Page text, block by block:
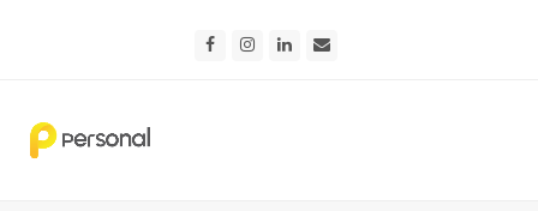
FacebookInstagram
LinkedIn